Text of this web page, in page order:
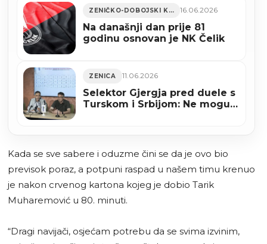
Bukurešt
ZENIČKO-DOBOJSKI KANTON 16.06.2026
Na današnji dan prije 81
godinu osnovan je NK Čelik
ZENICA 11.06.2026
Selektor Gjergja pred duele s
Turskom i Srbijom: Ne mogu
Kada se sve sabere i oduzme čini se da je ovo bio
previsok poraz, a potpuni raspad u našem timu krenuo
je nakon crvenog kartona kojeg je dobio Tarik
Muharemović u 80. minuti.
“Dragi navijači, osjećam potrebu da se svima izvinim,